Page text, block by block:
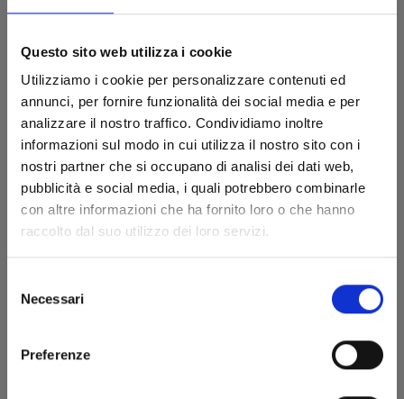
Questo sito web utilizza i cookie
Utilizziamo i cookie per personalizzare contenuti ed
annunci, per fornire funzionalità dei social media e per
analizzare il nostro traffico. Condividiamo inoltre
informazioni sul modo in cui utilizza il nostro sito con i
nostri partner che si occupano di analisi dei dati web,
pubblicità e social media, i quali potrebbero combinarle
con altre informazioni che ha fornito loro o che hanno
raccolto dal suo utilizzo dei loro servizi.
delNecessari
Preferenze
UCHU KYODAI - FRATELLI NELLO SPAZIO n. 3